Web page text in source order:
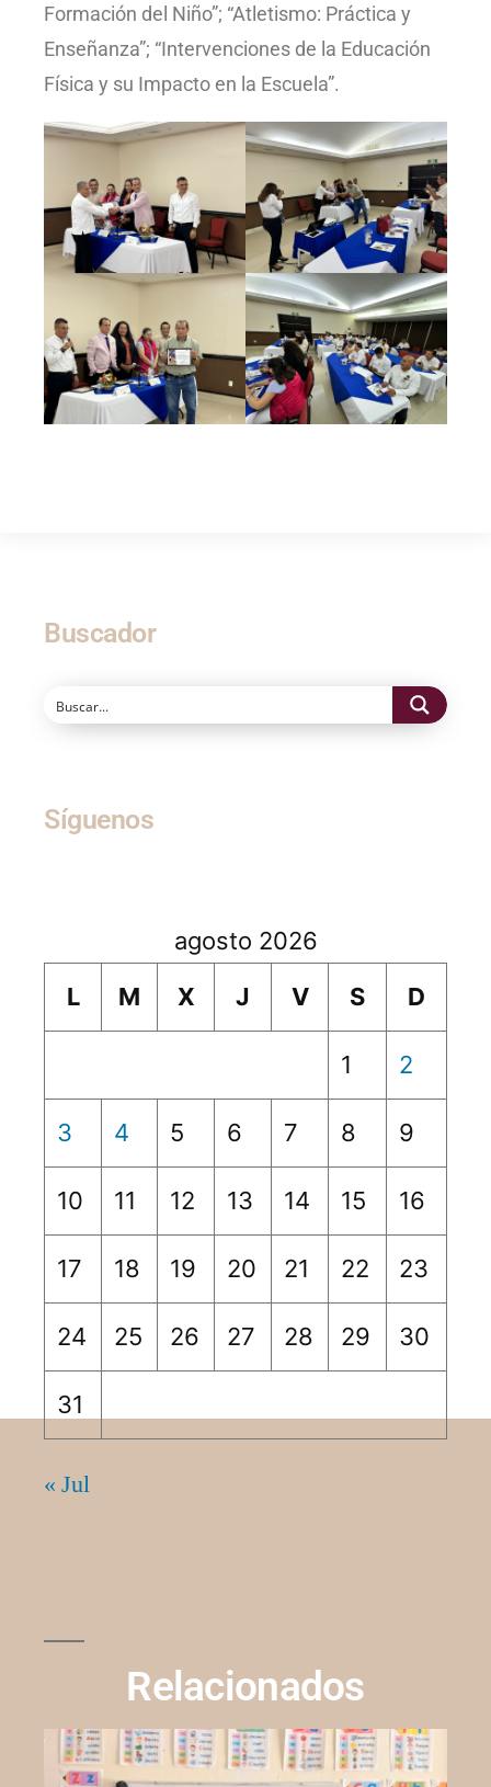
Formación del Niño”; “Atletismo: Práctica y
Enseñanza”; “Intervenciones de la Educación
Física y su Impacto en la Escuela”.
Buscador
Síguenos
agosto 2026
L
M X J V S D
1 2
3 4 5 6 7 8 9
10 11 12 13 14 15 16
17 18 19 20 21 22 23
24 25 26 27 28 29 30
31
« Jul
Relacionados